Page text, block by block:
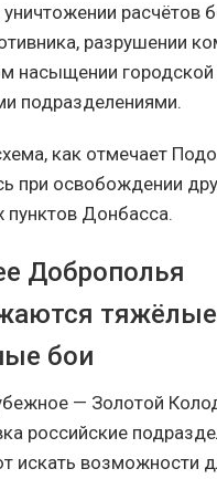
расчётов
разрушении
насыщении городской
подразделениями.
как отмечает
при освобождении
пунктов Донбасса.
Доброполья
тяжёлые
бои
— Золотой
российские
искать возможности